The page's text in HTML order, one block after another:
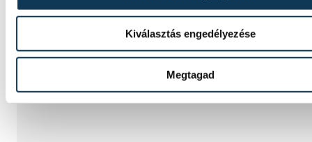
Kiválasztás engedélyezése
Megtagad